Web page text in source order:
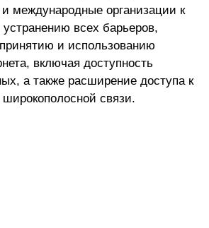
международные организации к
всех барьеров,
и использованию
включая доступность
а также расширение доступа к
связи.